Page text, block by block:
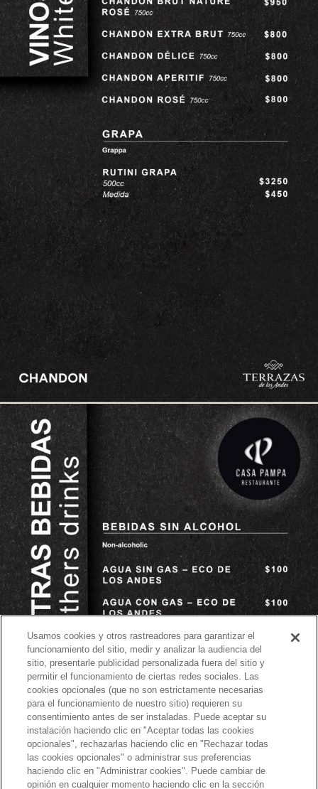
Usamos cookies y otros rastreadores para garantizar el
funcionamiento del sitio, medir y analizar la audiencia del
sitio, presentarle publicidad personalizada fuera del sitio y
permitir el funcionamiento de ciertas redes sociales. Las
cookies opcionales (que no son estrictamente necesarias
para el funcionamiento de nuestro sitio) requieren su
consentimiento antes de ser instaladas. Puede aceptar su
instalación haciendo clic en "Aceptar todas las cookies
opcionales", rechazarlas haciendo clic en "Rechazar todas
las cookies opcionales" o administrar sus preferencias
haciendo clic en "Administrar cookies". Puede cambiar de
opinión en cualquier momento haciendo clic en la sección